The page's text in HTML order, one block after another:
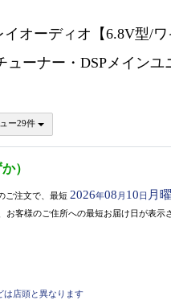
オーディオ【6.8V型/
ューナー・DSPメインユ
ー29件
）
ご注文で、最短 2026年08 月 10日 月
お客様のご住所への最短お届け日が表示
は店頭と異なります